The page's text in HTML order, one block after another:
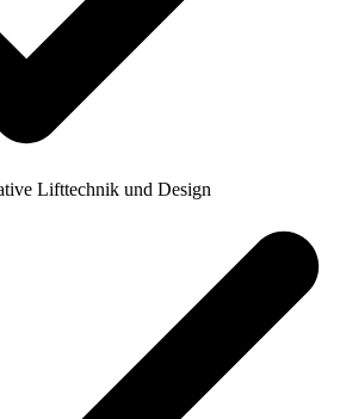
Lifttechnik und Design